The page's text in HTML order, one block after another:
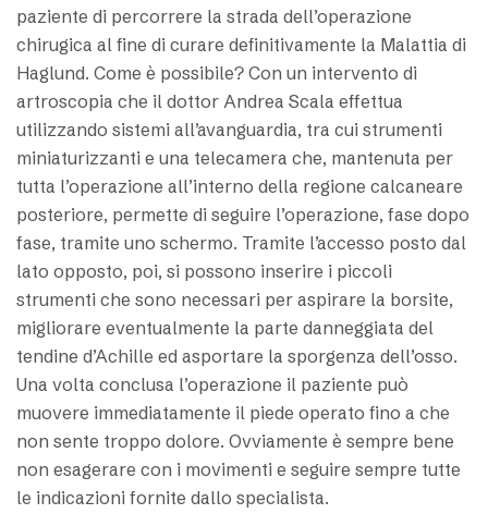
paziente di percorrere la strada dell’operazione
chirugica al fine di curare definitivamente la Malattia di
Haglund. Come è possibile? Con un intervento di
artroscopia che il dottor Andrea Scala effettua
utilizzando sistemi all’avanguardia, tra cui strumenti
miniaturizzanti e una telecamera che, mantenuta per
tutta l’operazione all’interno della regione calcaneare
posteriore, permette di seguire l’operazione, fase dopo
fase, tramite uno schermo. Tramite l’accesso posto dal
lato opposto, poi, si possono inserire i piccoli
strumenti che sono necessari per aspirare la borsite,
migliorare eventualmente la parte danneggiata del
tendine d’Achille ed asportare la sporgenza dell’osso.
Una volta conclusa l’operazione il paziente può
muovere immediatamente il piede operato fino a che
non sente troppo dolore. Ovviamente è sempre bene
non esagerare con i movimenti e seguire sempre tutte
le indicazioni fornite dallo specialista.